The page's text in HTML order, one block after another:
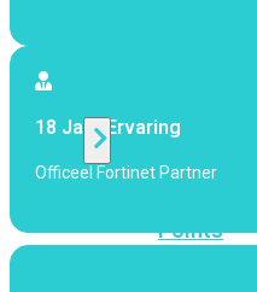
Alle
Points
18 Jaar Ervaring
Officeel Fortinet Partner